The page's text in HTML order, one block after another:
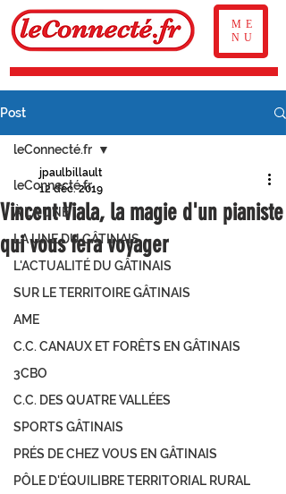
ME
NU
Post
leConnecté.fr
À LA UNE
LA UNE DU GÂTINAIS
L'ACTUALITÉ DU GÂTINAIS
SUR LE TERRITOIRE GÂTINAIS
AME
C.C. CANAUX ET FORÊTS EN GÂTINAIS
3CBO
C.C. DES QUATRE VALLÉES
SPORTS GÂTINAIS
PRÉS DE CHEZ VOUS EN GÂTINAIS
PÔLE D'ÉQUILIBRE TERRITORIAL RURAL
leConnecté.fr
Vincent Viala, la magie d'un pianiste
qui vous fera voyager
jpaulbillault
12 déc. 2019